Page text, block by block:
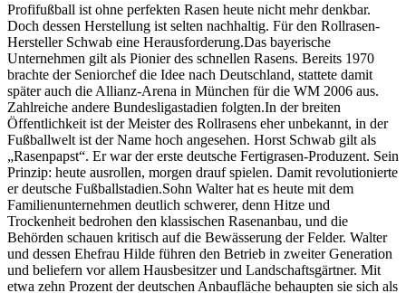
Profifußball ist ohne perfekten Rasen heute nicht mehr denkbar.
Doch dessen Herstellung ist selten nachhaltig. Für den Rollrasen-
Hersteller Schwab eine Herausforderung.Das bayerische
Unternehmen gilt als Pionier des schnellen Rasens. Bereits 1970
brachte der Seniorchef die Idee nach Deutschland, stattete damit
später auch die Allianz-Arena in München für die WM 2006 aus.
Zahlreiche andere Bundesligastadien folgten.In der breiten
Öffentlichkeit ist der Meister des Rollrasens eher unbekannt, in der
Fußballwelt ist der Name hoch angesehen. Horst Schwab gilt als
„Rasenpapst“. Er war der erste deutsche Fertigrasen-Produzent. Sein
Prinzip: heute ausrollen, morgen drauf spielen. Damit revolutionierte
er deutsche Fußballstadien.Sohn Walter hat es heute mit dem
Familienunternehmen deutlich schwerer, denn Hitze und
Trockenheit bedrohen den klassischen Rasenanbau, und die
Behörden schauen kritisch auf die Bewässerung der Felder. Walter
und dessen Ehefrau Hilde führen den Betrieb in zweiter Generation
und beliefern vor allem Hausbesitzer und Landschaftsgärtner. Mit
etwa zehn Prozent der deutschen Anbaufläche behaupten sie sich als